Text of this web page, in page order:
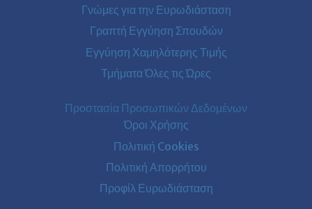
Γνώμες για την Ευρωδιάσταση
Γραπτή Εγγύηση Σπουδών
Εγγύηση Χαμηλότερης Τιμής
Τμήματα Όλες τις Ώρες
Προστασία Προσωπικών Δεδομένων
Όροι Χρήσης
Πολιτική Cookies
Πολιτική Απορρήτου
Προφίλ Ευρωδιάσταση